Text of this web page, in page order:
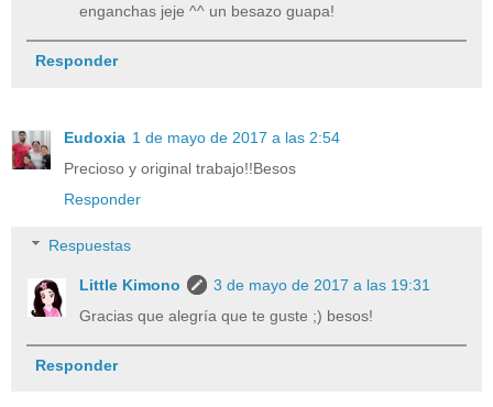
enganchas jeje ^^ un besazo guapa!
Responder
Eudoxia 1 de mayo de 2017 a las 2:54
Precioso y original trabajo!!Besos
Responder
Respuestas
Little Kimono
3 de mayo de 2017 a las 19:31
Gracias que alegría que te guste ;) besos!
Responder